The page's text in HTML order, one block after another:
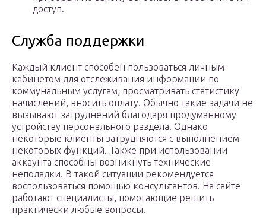
доступ.
Служба поддержки
Каждый клиент способен пользоваться личным
кабинетом для отслеживания информации по
коммунальным услугам, просматривать статистику
начислений, вносить оплату. Обычно такие задачи не
вызывают затруднений благодаря продуманному
устройству персонального раздела. Однако
некоторые клиенты затрудняются с выполнением
некоторых функций. Также при использовании
аккаунта способны возникнуть технические
неполадки. В такой ситуации рекомендуется
воспользоваться помощью консультантов. На сайте
работают специалисты, помогающие решить
практически любые вопросы.